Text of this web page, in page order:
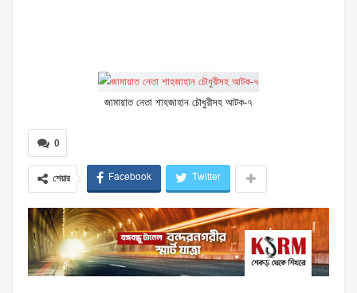
জামায়াত নেতা শাহজাহান চৌধুরীসহ আটক-৭
0
শেয়ার Facebook Twitter